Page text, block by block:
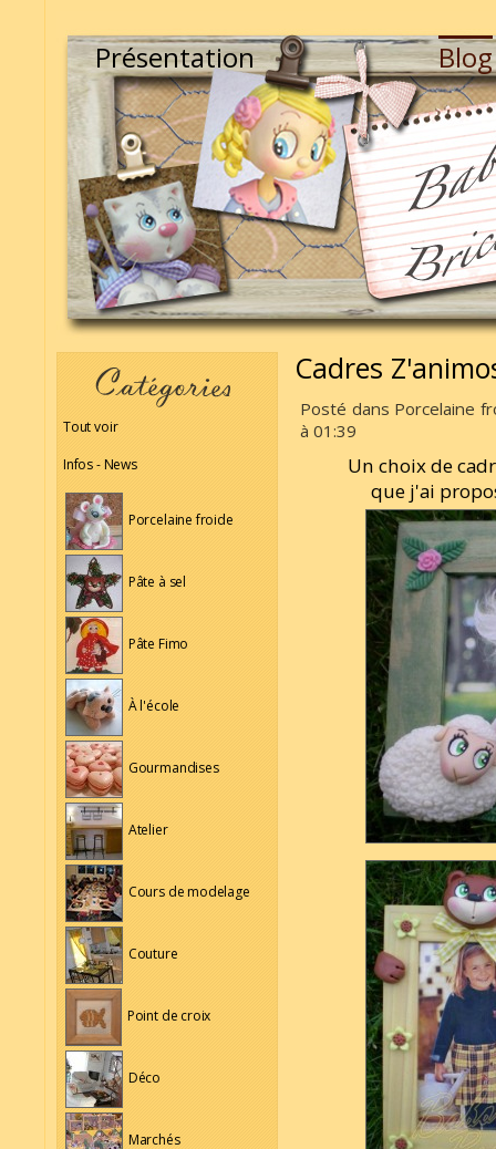
Présentation Blog
Tout voir
Infos - News
Porcelaine froide
Pâte à sel
Pâte Fimo
À l'école
Gourmandises
Atelier
Cours de modelage
Couture
Point de croix
Déco
Marchés
Cadres
Posté dans Porcelaine
à 01:39
Un choix de
que j'ai